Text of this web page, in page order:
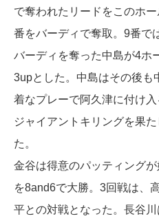
で奪われたリードをこのホ
番をバーディで奪取。9番で
バーディを奪った中島が4ホ
3upとした。中島はその後も
着なプレーで阿久津に付け
ジャイアントキリングを果
た。
金谷は得意のパッティング
を8and6で大勝。3回戦は、
平との対戦となった。長谷